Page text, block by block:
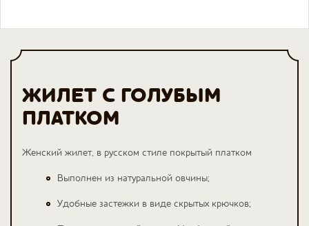
ЖИЛЕТ С ГОЛУБЫМ
ПЛАТКОМ
Женский жилет, в русском стиле покрытый платком
Выполнен из натуральной овчины;
Удобные застежки в виде скрытых крючков;